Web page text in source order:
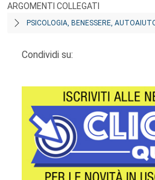
ARGOMENTI COLLEGATI
PSICOLOGIA, BENESSERE,
Condividi su: